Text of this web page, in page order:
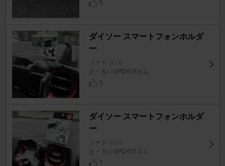
5
ダイソー スマートフォンホルダ
ー
ノート [E12]
と～る☆UPDATEさん
5
ダイソー スマートフォンホルダ
ー
ノート [E12]
と～る☆UPDATEさん
7